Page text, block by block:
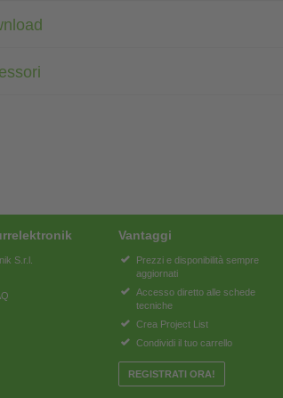
S.r.l.
Vantaggi
Prezzi e disponibilità sempre
aggiornati
Accesso diretto alle schede
tecniche
Crea Project List
Condividi il tuo carrello
REGISTRATI ORA!